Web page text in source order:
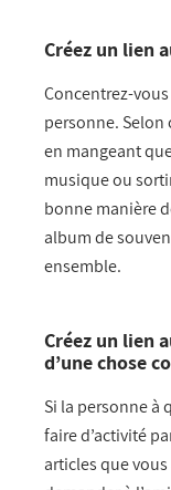
Créez un lien
Concentrez-
personne. Selon
en mangeant
musique ou
bonne manière
album de
ensemble.
Créez un lien
d’une chose
Si la personne à
faire d’activité
articles que